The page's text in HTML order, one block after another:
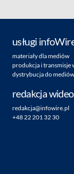
usługi
materiały dla mediów
produkcja i transmisje
dystrybucja do mediów
redakcja wideo
redakcja@infowire.pl
+48 22 201 32 30